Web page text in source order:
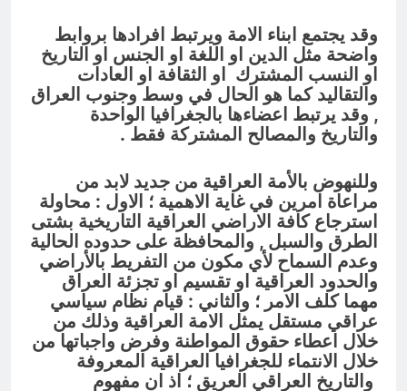
وقد يجتمع ابناء الامة ويرتبط افرادها بروابط
واضحة مثل الدين او اللغة او الجنس او التاريخ
او النسب المشترك او الثقافة او العادات
والتقاليد كما هو الحال في وسط وجنوب العراق
, وقد يرتبط اعضاءها بالجغرافيا الواحدة
والتاريخ والمصالح المشتركة فقط .
وللنهوض بالأمة العراقية من جديد لابد من
مراعاة امرين في غاية الاهمية ؛ الاول : محاولة
استرجاع كافة الاراضي العراقية التاريخية بشتى
الطرق والسبل , والمحافظة على حدوده الحالية
وعدم السماح لأي مكون من التفريط بالأراضي
والحدود العراقية او تقسيم او تجزئة العراق
مهما كلف الامر ؛ والثاني : قيام نظام سياسي
عراقي مستقل يمثل الامة العراقية وذلك من
خلال اعطاء حقوق المواطنة وفرض واجباتها من
خلال الانتماء للجغرافيا العراقية المعروفة
والتاريخ العراقي العريق ؛ اذ ان مفهوم